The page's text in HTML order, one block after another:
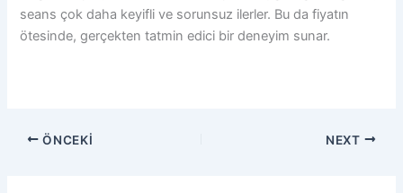
seans çok daha keyifli ve sorunsuz ilerler. Bu da fiyatın
ötesinde, gerçekten tatmin edici bir deneyim sunar.
ÖNCEKI NEXT